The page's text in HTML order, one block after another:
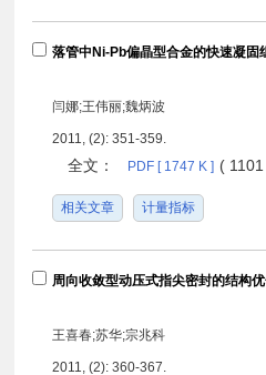
落管中Ni-Pb偏晶型合金的快速凝固
闫娜;王伟丽;魏炳波
2011, (2): 351-359.
全文： PDF [ 1747 K ] (
相关文章 计量指标
周向收敛型动压式指尖密封的结构
王喜春;苏华;宗兆科
2011, (2): 360-367.